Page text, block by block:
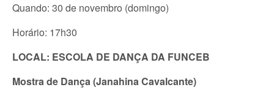
Quando: 30 de novembro (domingo)
Horário: 17h30
LOCAL: ESCOLA DE DANÇA DA FUNCEB
Mostra de Dança (Janahina Cavalcante)